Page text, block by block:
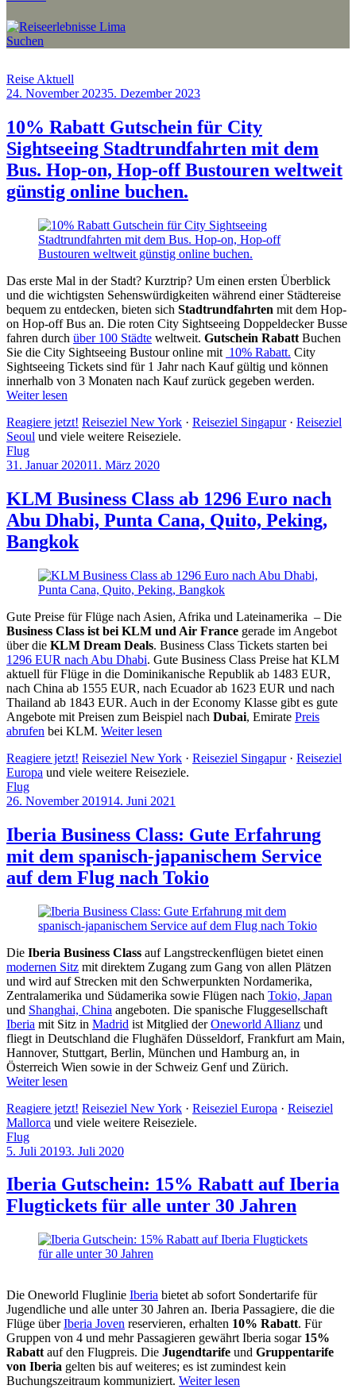
Suchen
Reise Aktuell
24. November 20235. Dezember 2023
Allan
10% Rabatt Gutschein für City
Sightseeing Stadtrundfahrten mit dem
Bus. Hop-on, Hop-off Bustouren weltweit
günstig online buchen.
Das erste Mal in der Stadt? Kurztrip? Um einen ersten Überblick
und die wichtigsten Sehenswürdigkeiten während einer Städtereise
bequem zu entdecken, bieten sich Stadtrundfahrten mit dem Hop-
on Hop-off Bus an. Die roten City Sightseeing Doppeldecker Busse
fahren durch über 100 Städte weltweit. Gutschein Rabatt Buchen
Sie die City Sightseeing Bustour online mit 10% Rabatt. City
Sightseeing Tickets sind für 1 Jahr nach Kauf gültig und können
innerhalb von 3 Monaten nach Kauf zurück gegeben werden.
Weiter lesen
Reagiere jetzt! Reiseziel New York · Reiseziel Singapur· Reiseziel
Seoul und viele weitere Reiseziele.
Flug
31. Januar 202011. März 2020
Allan
KLM Business Class ab 1296 Euro nach
Abu Dhabi, Punta Cana, Quito, Peking,
Bangkok
Gute Preise für Flüge nach Asien, Afrika und Lateinamerika – Die
Business Class ist bei KLM und Air France gerade im Angebot
über die KLM Dream Deals. Business Class Tickets starten bei
1296 EUR nach Abu Dhabi. Gute Business Class Preise hat KLM
aktuell für Flüge in die Dominikanische Republik ab 1483 EUR,
nach China ab 1555 EUR, nach Ecuador ab 1623 EUR und nach
Thailand ab 1843 EUR. Auch in der Economy Klasse gibt es gute
Angebote mit Preisen zum Beispiel nach Dubai, Emirate Preis
abrufen bei KLM. Weiter lesen
Reagiere jetzt! Reiseziel New York · Reiseziel Singapur· Reiseziel
Europa und viele weitere Reiseziele.
Flug
26. November 201914. Juni 2021
Allan
Iberia Business Class: Gute Erfahrung
mit dem spanisch-japanischem Service
auf dem Flug nach Tokio
Die Iberia Business Class auf Langstreckenflügen bietet einen
modernen Sitz mit direktem Zugang zum Gang von allen Plätzen
und wird auf Strecken mit den Schwerpunkten Nordamerika,
Zentralamerika und Südamerika sowie Flügen nach Tokio, Japan
und Shanghai, China angeboten. Die spanische Fluggesellschaft
Iberia mit Sitz in Madrid ist Mitglied derOneworld Allianz und
fliegt in Deutschland die Flughäfen Düsseldorf, Frankfurt am Main,
Hannover, Stuttgart, Berlin, München und Hamburg an, in
Österreich Wien sowie in der Schweiz Genf und Zürich.
Weiter lesen
Reagiere jetzt! Reiseziel New York · Reiseziel Europa · Reiseziel
Mallorca und viele weitere Reiseziele.
Flug
5. Juli 20193. Juli 2020
Allan
Iberia Gutschein: 15% Rabatt auf Iberia
Flugtickets für alle unter 30 Jahren
Die Oneworld Fluglinie Iberia bietet ab sofort Sondertarife für
Jugendliche und alle unter 30 Jahren an. Iberia Passagiere, die die
Flüge überIberia Joven reservieren, erhalten 10% Rabatt. Für
Gruppen von 4 und mehr Passagieren gewährt Iberia sogar 15%
Rabatt auf den Flugpreis. Die Jugendtarife und Gruppentarife
von Iberia gelten bis auf weiteres; es ist zumindest kein
Buchungszeitraum kommuniziert. Weiter lesen